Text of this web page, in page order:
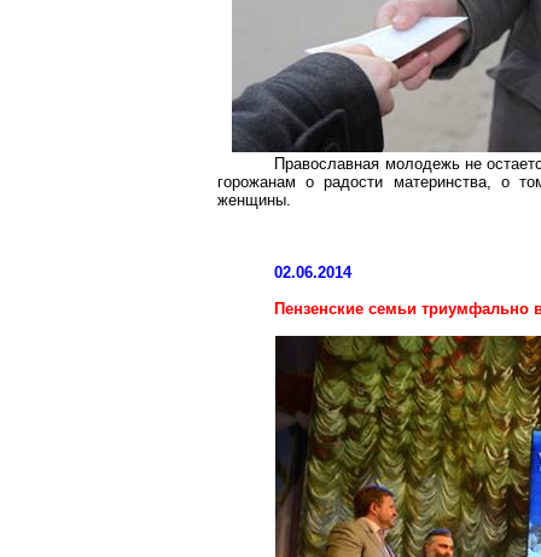
Православная молодежь не
горожанам о радости материнства, о
женщины.
02.06.2014
Пензенские семьи триумфально